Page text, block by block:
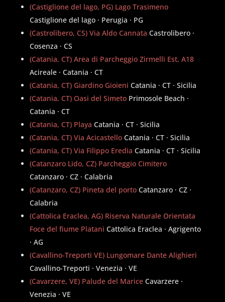
(Castiglione del lago, PG) Lago Trasimeno
Castiglione del lago · Perugia · PG
(Castrolibero, CS) Via Aldo Cannata Castrolibero ·
Cosenza · CS
(Catania, CT) Area di Parcheggio Zirmelli Est, A18
Acireale · Catania · CT
(Catania, CT) Giardino Gioieni Catania · CT · Sicilia
(Catania, CT) Oasi del Simeto Primosole Beach ·
Catania · CT
(Catania, CT) Playa Catania · CT · Sicilia
(Catania, CT) Via Acicastello Catania · CT · Sicilia
(Catania, CT) Via Filippo Eredia Catania · CT · Sicilia
(Catanzaro Lido, CZ) Parcheggio Cimitero
Catanzaro · CZ · Calabria
(Catanzaro, CZ) Pineta del porto Catanzaro · CZ ·
Calabria
(Cattolica Eraclea, AG) Riserva Naturale Orientata
Foce del fiume Platani Cattolica Eraclea · Agrigento
· AG
(Cavallino-Treporti VE) Lungomare Dante Alighieri
Cavallino-Treporti · Venezia · VE
(Cavarzere, VE) Palude del Marice Cavarzere ·
Venezia · VE